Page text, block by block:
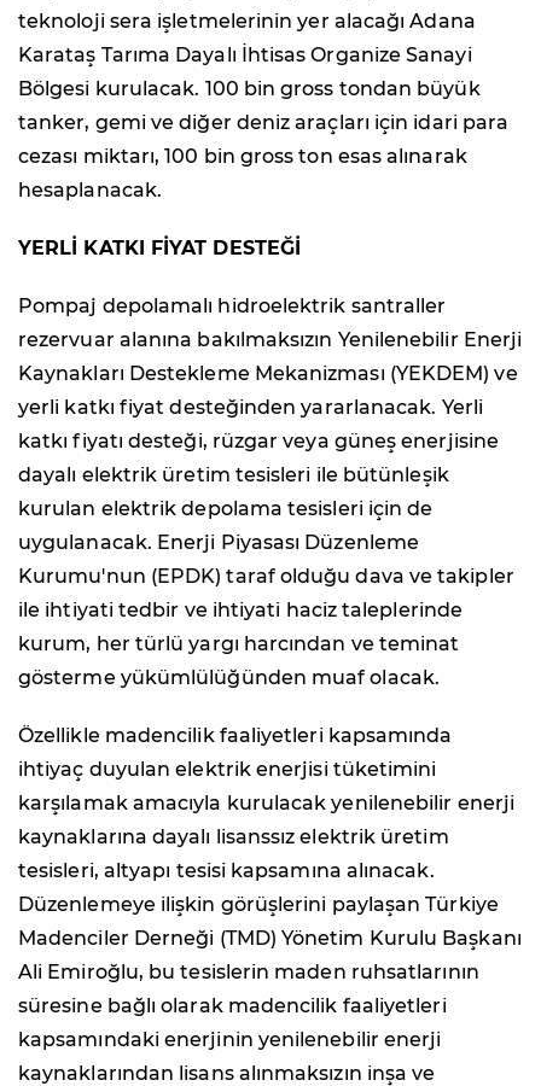
teknoloji sera işletmelerinin yer alacağı Adana
Karataş Tarıma Dayalı İhtisas Organize Sanayi
Bölgesi kurulacak. 100 bin gross tondan büyük
tanker, gemi ve diğer deniz araçları için idari para
cezası miktarı, 100 bin gross ton esas alınarak
hesaplanacak.
YERLİ KATKI FİYAT DESTEĞİ
Pompaj depolamalı hidroelektrik santraller
rezervuar alanına bakılmaksızın Yenilenebilir Enerji
Kaynakları Destekleme Mekanizması (YEKDEM) ve
yerli katkı fiyat desteğinden yararlanacak. Yerli
katkı fiyatı desteği, rüzgar veya güneş enerjisine
dayalı elektrik üretim tesisleri ile bütünleşik
kurulan elektrik depolama tesisleri için de
uygulanacak. Enerji Piyasası Düzenleme
Kurumu'nun (EPDK) taraf olduğu dava ve takipler
ile ihtiyati tedbir ve ihtiyati haciz taleplerinde
kurum, her türlü yargı harcından ve teminat
gösterme yükümlülüğünden muaf olacak.
Özellikle madencilik faaliyetleri kapsamında
ihtiyaç duyulan elektrik enerjisi tüketimini
karşılamak amacıyla kurulacak yenilenebilir enerji
kaynaklarına dayalı lisanssız elektrik üretim
tesisleri, altyapı tesisi kapsamına alınacak.
Düzenlemeye ilişkin görüşlerini paylaşan Türkiye
Madenciler Derneği (TMD) Yönetim Kurulu Başkanı
Ali Emiroğlu, bu tesislerin maden ruhsatlarının
süresine bağlı olarak madencilik faaliyetleri
kapsamındaki enerjinin yenilenebilir enerji
kaynaklarından lisans alınmaksızın inşa ve